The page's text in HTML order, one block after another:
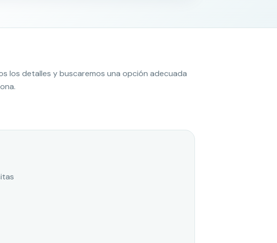
los detalles y buscaremos una opción adecuada